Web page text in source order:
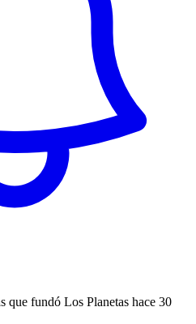
que fundó Los Planetas hace 30